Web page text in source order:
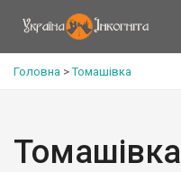
Головна >Томашівка
Томашівка